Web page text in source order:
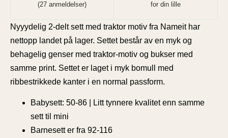
(27 anmeldelser)
for din lille
Nyyydelig 2-delt sett med traktor motiv fra Nameit har
nettopp landet på lager. Settet består av en myk og
behagelig genser med traktor-motiv og bukser med
samme print. Settet er laget i myk bomull med
ribbestrikkede kanter i en normal passform.
Babysett: 50-86 | Litt tynnere kvalitet enn samme
sett til mini
Barnesett er fra 92-116